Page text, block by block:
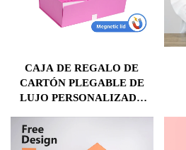
CAJA DE REGALO DE
CARTÓN PLEGABLE DE
LUJO PERSONALIZADA
EMPAQUETADO RÍGIDO
COLAPSABLE PARA